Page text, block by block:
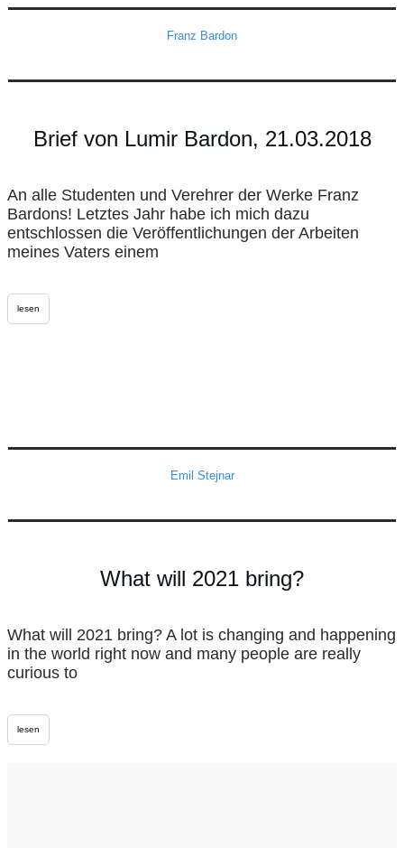
Franz Bardon
Brief von Lumir Bardon, 21.03.2018
An alle Studenten und Verehrer der Werke Franz
Bardons! Letztes Jahr habe ich mich dazu
entschlossen die Veröffentlichungen der Arbeiten
meines Vaters einem
lesen
Emil Stejnar
What will 2021 bring?
What will 2021 bring? A lot is changing and happening
in the world right now and many people are really
curious to
lesen